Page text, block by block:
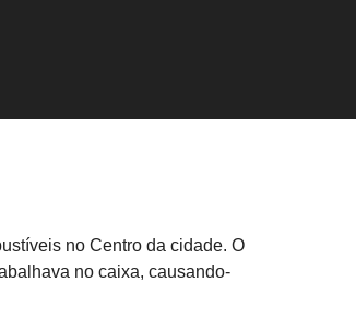
no Centro da cidade. O
no caixa, causando-